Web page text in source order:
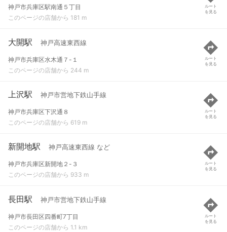
神戸市兵庫区駅南通５丁目
このページの店舗から 181 m
ルート
を見る
大開駅 神戸高速東西線
神戸市兵庫区水木通７-１
このページの店舗から 244 m
ルート
を見る
上沢駅 神戸市営地下鉄山手線
神戸市兵庫区下沢通８
このページの店舗から 619 m
ルート
を見る
新開地駅 神戸高速東西線 など
神戸市兵庫区新開地２-３
このページの店舗から 933 m
ルート
を見る
長田駅 神戸市営地下鉄山手線
神戸市長田区四番町7丁目
このページの店舗から 1.1 km
ルート
を見る